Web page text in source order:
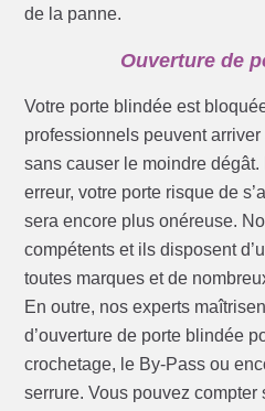
de la panne.
Ouverture de
Votre porte blindée est
professionnels peuvent
sans causer le moindre dégât.
erreur, votre porte risque de
sera encore plus onéreuse.
compétents et ils disposent
toutes marques et de
En outre, nos experts
d’ouverture de porte blindée
crochetage, le By-Pass ou
serrure. Vous pouvez